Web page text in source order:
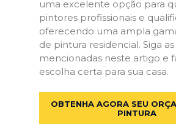
uma excelente opção para
pintores profissionais e
oferecendo uma ampla
de pintura residencial. Siga
mencionadas neste artigo e
escolha certa para sua casa.
OBTENHA AGORA SEU
PINTURA